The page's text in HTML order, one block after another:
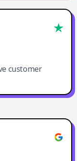
customer